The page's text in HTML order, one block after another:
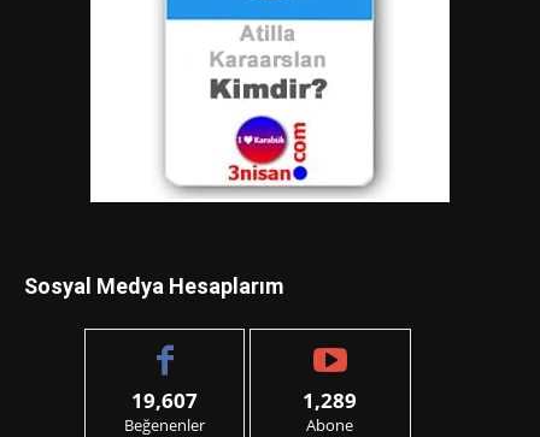
Sosyal Medya Hesaplarım
19,607
Beğenenler
1,289
Abone